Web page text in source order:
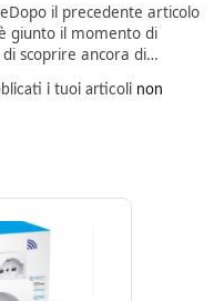
il precedente articolo
giunto il momento di
scoprire ancora di…
i tuoi articoli non